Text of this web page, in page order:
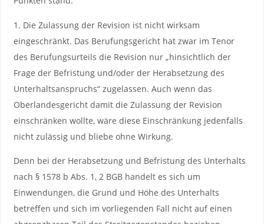
1. Die Zulassung der Revision ist nicht wirksam
eingeschränkt. Das Berufungsgericht hat zwar im Tenor
des Berufungsurteils die Revision nur „hinsichtlich der
Frage der Befristung und/oder der Herabsetzung des
Unterhaltsanspruchs“ zugelassen. Auch wenn das
Oberlandesgericht damit die Zulassung der Revision
einschränken wollte, wäre diese Einschränkung jedenfalls
nicht zulässig und bliebe ohne Wirkung.
Denn bei der Herabsetzung und Befristung des Unterhalts
nach § 1578 b Abs. 1, 2 BGB handelt es sich um
Einwendungen, die Grund und Höhe des Unterhalts
betreffen und sich im vorliegenden Fall nicht auf einen